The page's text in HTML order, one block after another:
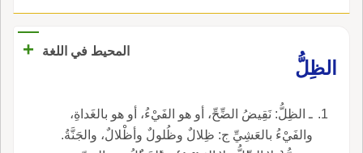
المحيط في اللغة
+
الظِلُّ
ـ الظِلُّ: نَقِيضُ الضِّحِّ، أو هو الفَيْءُ، أو هو بالغَداةِ،
والفَيْءُ بالعَشِيِّ ج: ظِلالٌ وظُلولٌ وأظْلالٌ، والجَنَّةُ.